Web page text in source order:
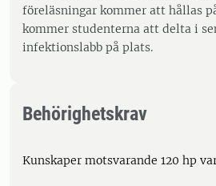
föreläsningar kommer att hållas
kommer studenterna att delta i
infektionslabb på plats.
Behörighetskrav
Kunskaper motsvarande 120 hp